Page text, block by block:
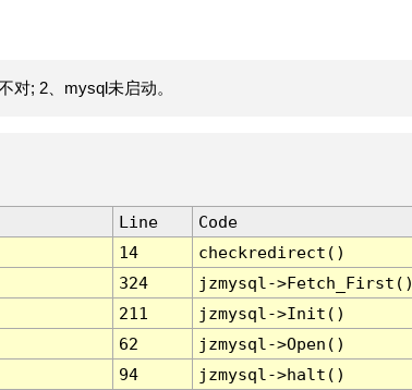
对; 2、mysql未启动。
Line
Code
14
checkredirect()
324
jzmysql-
211
jzmysql->Init()
62
jzmysql->Open()
94
jzmysql->halt()